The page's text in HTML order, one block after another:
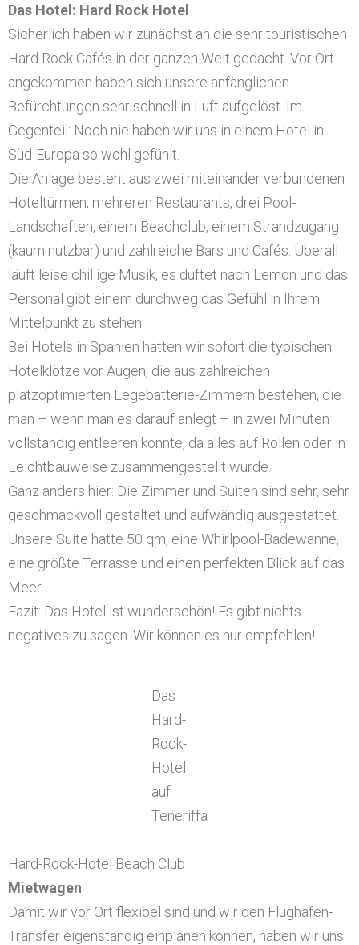
Das Hotel: Hard Rock Hotel
Sicherlich haben wir zunächst an die sehr touristischen
Hard Rock Cafés in der ganzen Welt gedacht. Vor Ort
angekommen haben sich unsere anfänglichen
Befürchtungen sehr schnell in Luft aufgelöst. Im
Gegenteil: Noch nie haben wir uns in einem Hotel in
Süd-Europa so wohl gefühlt.
Die Anlage besteht aus zwei miteinander verbundenen
Hoteltürmen, mehreren Restaurants, drei Pool-
Landschaften, einem Beachclub, einem Strandzugang
(kaum nutzbar) und zahlreiche Bars und Cafés. Überall
läuft leise chillige Musik, es duftet nach Lemon und das
Personal gibt einem durchweg das Gefühl in Ihrem
Mittelpunkt zu stehen.
Bei Hotels in Spanien hatten wir sofort die typischen
Hotelklötze vor Augen, die aus zahlreichen
platzoptimierten Legebatterie-Zimmern bestehen, die
man – wenn man es darauf anlegt – in zwei Minuten
vollständig entleeren könnte, da alles auf Rollen oder in
Leichtbauweise zusammengestellt wurde.
Ganz anders hier: Die Zimmer und Suiten sind sehr, sehr
geschmackvoll gestaltet und aufwändig ausgestattet.
Unsere Suite hatte 50 qm, eine Whirlpool-Badewanne,
eine größte Terrasse und einen perfekten Blick auf das
Meer.
Fazit: Das Hotel ist wunderschön! Es gibt nichts
negatives zu sagen. Wir können es nur empfehlen!.
Das
Hard-
Rock-
Hotel
auf
Teneriffa
Hard-Rock-Hotel Beach Club
Mietwagen
Damit wir vor Ort flexibel sind und wir den Flughafen-
Transfer eigenständig einplanen können, haben wir uns